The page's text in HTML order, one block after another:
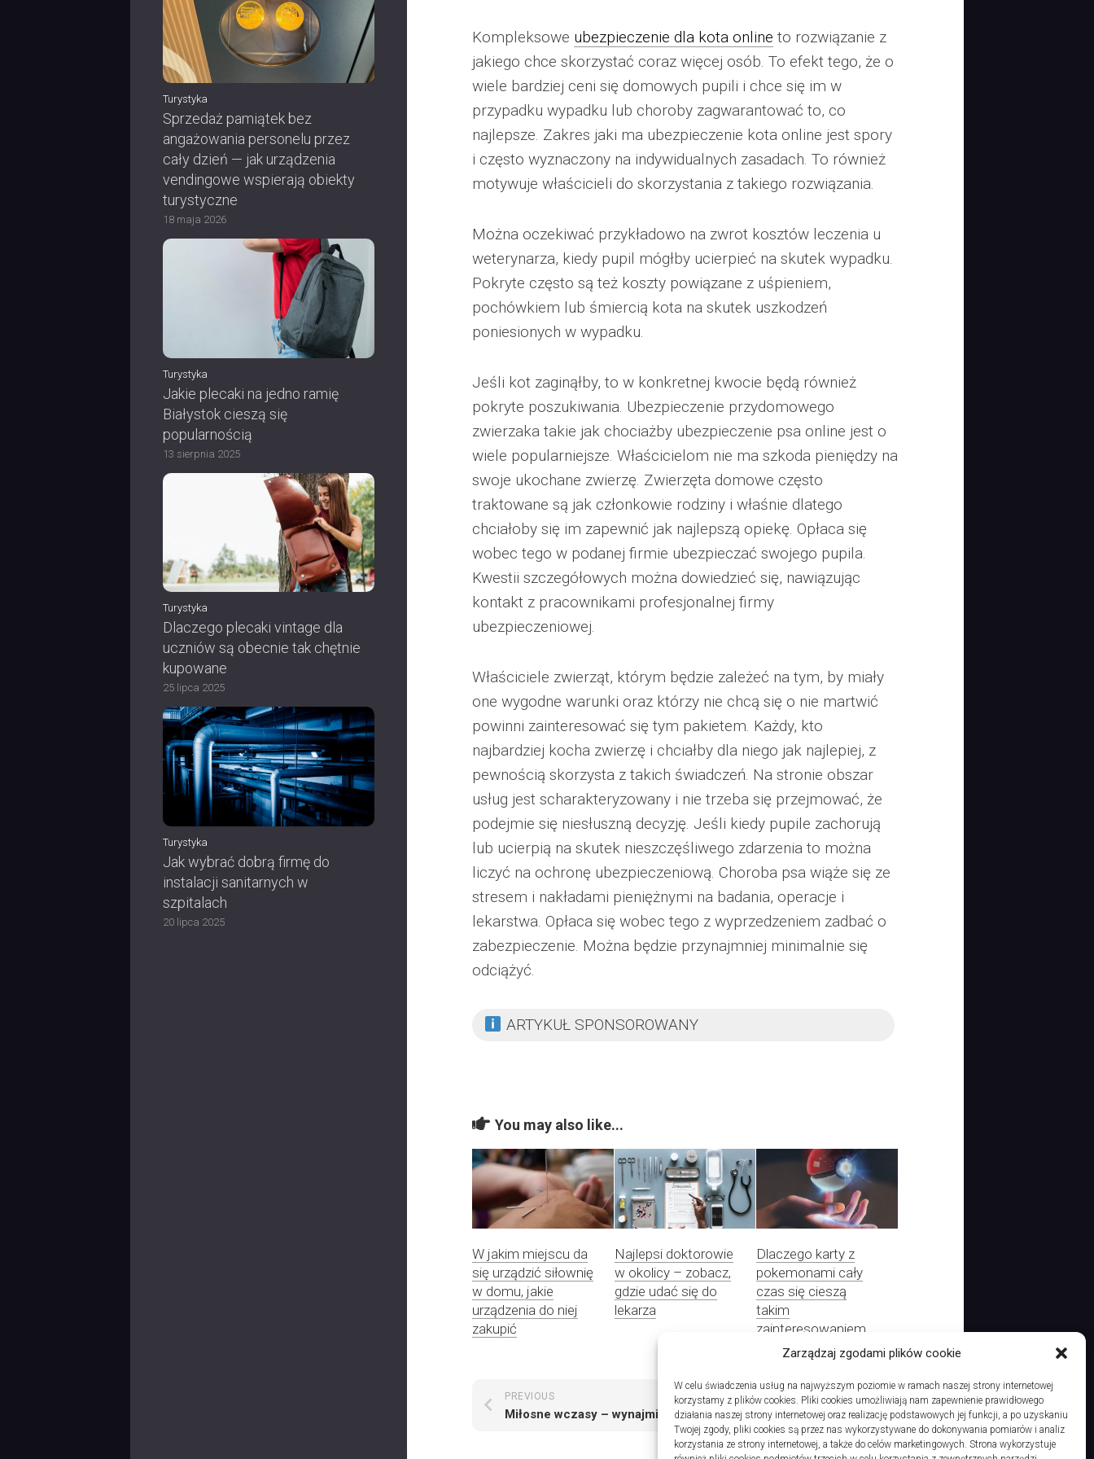
Zarządzaj zgodami plików cookie
W celu świadczenia usług na najwyższym poziomie w ramach naszej strony internetowej
korzystamy z plików cookies. Pliki cookies umożliwiają nam zapewnienie prawidłowego
działania naszej strony internetowej oraz realizację podstawowych jej funkcji, a po uzyskaniu
Twojej zgody, pliki cookies są przez nas wykorzystywane do dokonywania pomiarów i analiz
korzystania ze strony internetowej, a także do celów marketingowych. Strona wykorzystuje
Turystyka
Sprzedaż pamiątek bez
angażowania personelu przez
cały dzień — jak urządzenia
vendingowe wspierają obiekty
turystyczne
18 maja 2026
Turystyka
Jakie plecaki na jedno ramię
Białystok cieszą się
popularnością
13 sierpnia 2025
Turystyka
Dlaczego plecaki vintage dla
uczniów są obecnie tak chętnie
kupowane
25 lipca 2025
Turystyka
Jak wybrać dobrą firmę do
instalacji sanitarnych w
szpitalach
20 lipca 2025
Kompleksowe ubezpieczenie dla kota online to rozwiązanie z
jakiego chce skorzystać coraz więcej osób. To efekt tego, że o
wiele bardziej ceni się domowych pupili i chce się im w
przypadku wypadku lub choroby zagwarantować to, co
najlepsze. Zakres jaki ma ubezpieczenie kota online jest spory
i często wyznaczony na indywidualnych zasadach. To również
motywuje właścicieli do skorzystania z takiego rozwiązania.
Można oczekiwać przykładowo na zwrot kosztów leczenia u
weterynarza, kiedy pupil mógłby ucierpieć na skutek wypadku.
Pokryte często są też koszty powiązane z uśpieniem,
pochówkiem lub śmiercią kota na skutek uszkodzeń
poniesionych w wypadku.
Jeśli kot zaginąłby, to w konkretnej kwocie będą również
pokryte poszukiwania. Ubezpieczenie przydomowego
zwierzaka takie jak chociażby ubezpieczenie psa online jest o
wiele popularniejsze. Właścicielom nie ma szkoda pieniędzy na
swoje ukochane zwierzę. Zwierzęta domowe często
traktowane są jak członkowie rodziny i właśnie dlatego
chciałoby się im zapewnić jak najlepszą opiekę. Opłaca się
wobec tego w podanej firmie ubezpieczać swojego pupila.
Kwestii szczegółowych można dowiedzieć się, nawiązując
kontakt z pracownikami profesjonalnej firmy
ubezpieczeniowej.
Właściciele zwierząt, którym będzie zależeć na tym, by miały
one wygodne warunki oraz którzy nie chcą się o nie martwić
powinni zainteresować się tym pakietem. Każdy, kto
najbardziej kocha zwierzę i chciałby dla niego jak najlepiej, z
pewnością skorzysta z takich świadczeń. Na stronie obszar
usług jest scharakteryzowany i nie trzeba się przejmować, że
podejmie się niesłuszną decyzję. Jeśli kiedy pupile zachorują
lub ucierpią na skutek nieszczęśliwego zdarzenia to można
liczyć na ochronę ubezpieczeniową. Choroba psa wiąże się ze
stresem i nakładami pieniężnymi na badania, operacje i
lekarstwa. Opłaca się wobec tego z wyprzedzeniem zadbać o
zabezpieczenie. Można będzie przynajmniej minimalnie się
odciążyć.
ARTYKUŁ SPONSOROWANY
You may also like...
W jakim miejscu da
się urządzić siłownię
w domu, jakie
urządzenia do niej
zakupić
Najlepsi doktorowie
w okolicy – zobacz,
gdzie udać się do
lekarza
Dlaczego karty z
pokemonami cały
czas się cieszą
takim
zainteresowaniem
NEXT
Jak zachować się po kraksie na drodze? Zatelefonuj po lawetę
PREVIOUS